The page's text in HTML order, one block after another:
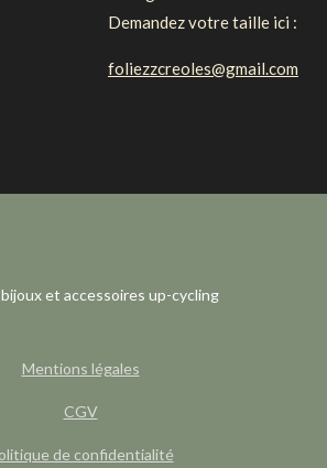
Demandez votre taille ici :
foliezzcreoles@gmail.com
et accessoires up-cycling
Mentions légales
CGV
de confidentialité